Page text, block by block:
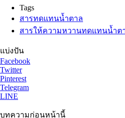
Tags
สารทดแทนน้ำตาล
สารให้ความหวานทดแทนน้ำต
แบ่งปัน
Facebook
Twitter
Pinterest
Telegram
LINE
บทความก่อนหน้านี้